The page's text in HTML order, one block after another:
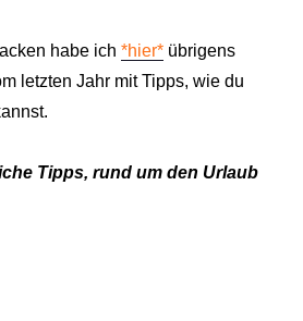
habe ich *hier* übrigens
letzten Jahr mit Tipps, wie du
Tipps, rund um den Urlaub